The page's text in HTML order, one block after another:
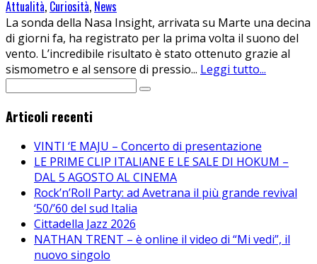
Attualità, Curiosità, News
La sonda della Nasa Insight, arrivata su Marte una decina
di giorni fa, ha registrato per la prima volta il suono del
vento. L’incredibile risultato è stato ottenuto grazie al
sismometro e al sensore di pressio... Leggi tutto...
Articoli recenti
VINTI ‘E MAJU – Concerto di presentazione
LE PRIME CLIP ITALIANE E LE SALE DI HOKUM –
DAL 5 AGOSTO AL CINEMA
Rock’n’Roll Party: ad Avetrana il più grande revival
‘50/’60 del sud Italia
Cittadella Jazz 2026
NATHAN TRENT – è online il video di “Mi vedi”, il
nuovo singolo